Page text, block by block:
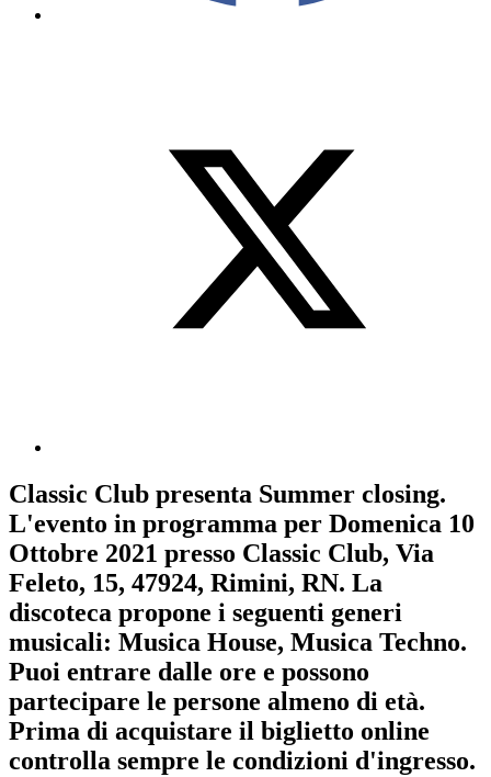
Classic Club presenta Summer closing.
L'evento in programma per Domenica 10
Ottobre 2021 presso Classic Club, Via
Feleto, 15, 47924, Rimini, RN. La
discoteca propone i seguenti generi
musicali: Musica House, Musica Techno.
Puoi entrare dalle ore e possono
partecipare le persone almeno di età.
Prima di acquistare il biglietto online
controlla sempre le condizioni d'ingresso.